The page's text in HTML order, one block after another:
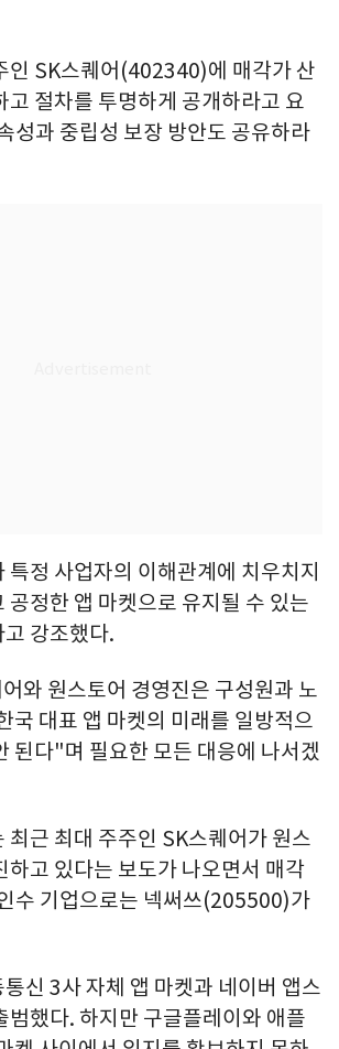
인 SK스퀘어(402340)에 매각가 산
고 절차를 투명하게 공개하라고 요
성과 중립성 보장 방안도 공유하라
특정 사업자의 이해관계에 치우치지
공정한 앱 마켓으로 유지될 수 있는
강조했다.
와 원스토어 경영진은 구성원과 노
국 대표 앱 마켓의 미래를 일방적으
된다"며 필요한 모든 대응에 나서겠
최근 최대 주주인 SK스퀘어가 원스
하고 있다는 보도가 나오면서 매각
수 기업으로는 넥써쓰(205500)가
신 3사 자체 앱 마켓과 네이버 앱스
범했다. 하지만 구글플레이와 애플